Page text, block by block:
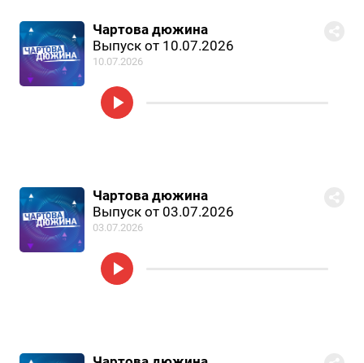
Чартова дюжина
Выпуск от 10.07.2026
10.07.2026
Чартова дюжина
Выпуск от 03.07.2026
03.07.2026